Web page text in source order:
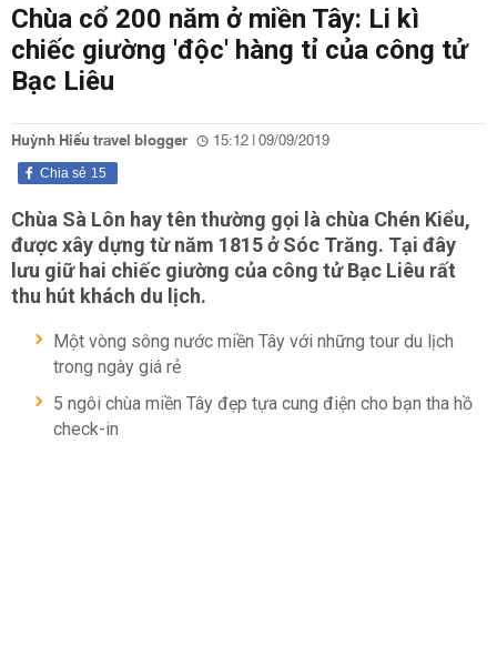
Chùa cổ 200 năm ở miền Tây: Li kì
chiếc giường 'độc' hàng tỉ của công tử
Bạc Liêu
Huỳnh Hiếu travel blogger 15:12 | 09/09/2019
15
Chia sẻ
Chùa Sà Lôn hay tên thường gọi là chùa Chén Kiểu,
được xây dựng từ năm 1815 ở Sóc Trăng. Tại đây
lưu giữ hai chiếc giường của công tử Bạc Liêu rất
thu hút khách du lịch.
Một vòng sông nước miền Tây với những tour du lịch
trong ngày giá rẻ
5 ngôi chùa miền Tây đẹp tựa cung điện cho bạn tha hồ
check-in